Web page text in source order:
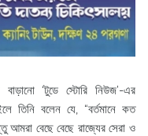
‘টুডে স্টোরি নিউজ’-এর
তিনি বলেন যে, “বর্তমানে কত
আমরা বেছে বেছে রাজ্যের সেরা ও